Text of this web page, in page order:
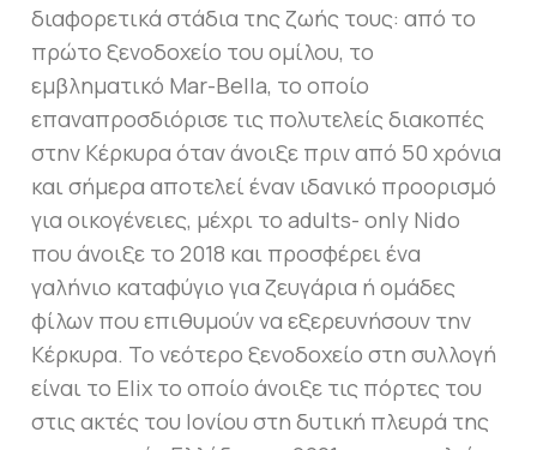
διαφορετικά στάδια της ζωής τους: από το
πρώτο ξενοδοχείο του ομίλου, το
εμβληματικό Mar-Bella, το οποίο
επαναπροσδιόρισε τις πολυτελείς διακοπές
στην Κέρκυρα όταν άνοιξε πριν από 50 χρόνια
και σήμερα αποτελεί έναν ιδανικό προορισμό
για οικογένειες, μέχρι το adults- only Nido
που άνοιξε το 2018 και προσφέρει ένα
γαλήνιο καταφύγιο για ζευγάρια ή ομάδες
φίλων που επιθυμούν να εξερευνήσουν την
Κέρκυρα. Το νεότερο ξενοδοχείο στη συλλογή
είναι το Elix το οποίο άνοιξε τις πόρτες του
στις ακτές του Ιονίου στη δυτική πλευρά της